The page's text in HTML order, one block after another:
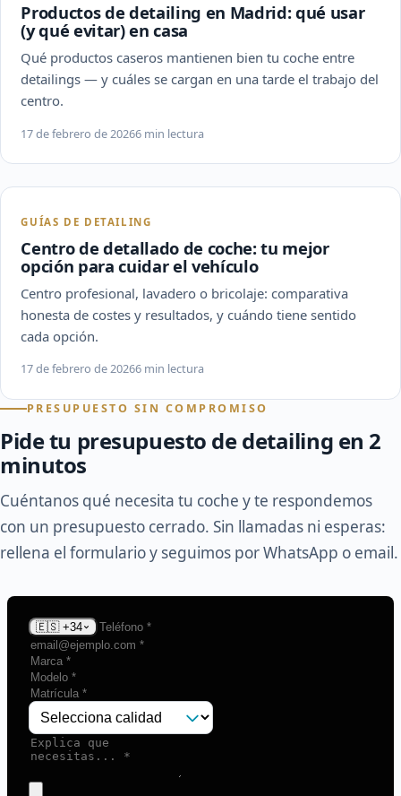
Productos de detailing en Madrid: qué usar
(y qué evitar) en casa
Qué productos caseros mantienen bien tu coche entre
detailings — y cuáles se cargan en una tarde el trabajo del
centro.
17 de febrero de 20266 min lectura
GUÍAS DE DETAILING
Centro de detallado de coche: tu mejor
opción para cuidar el vehículo
Centro profesional, lavadero o bricolaje: comparativa
honesta de costes y resultados, y cuándo tiene sentido
cada opción.
17 de febrero de 20266 min lectura
PRESUPUESTO SIN COMPROMISO
Pide tu presupuesto de detailing en 2
minutos
Cuéntanos qué necesita tu coche y te respondemos
con un presupuesto cerrado. Sin llamadas ni esperas:
rellena el formulario y seguimos por WhatsApp o email.